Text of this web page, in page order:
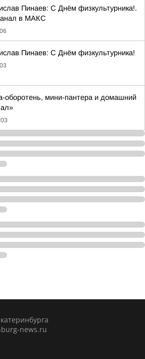
Пинаев: С Днём физкультурника!.
в МАКС
Пинаев: С Днём физкультурника!
оборотень, мини-пантера и домашний
news.ru